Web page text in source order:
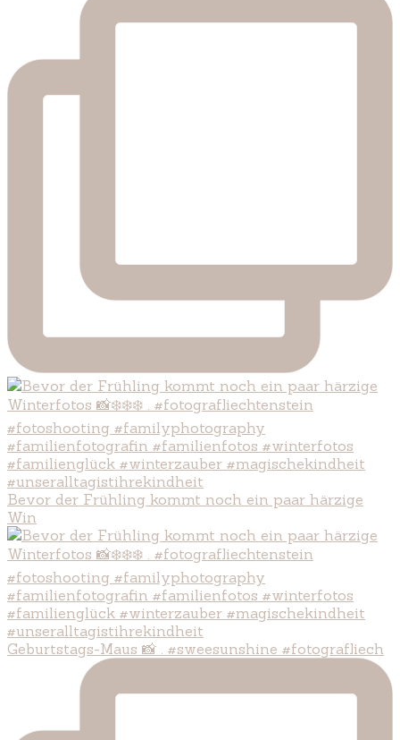
Bevor der Frühling kommt noch ein paar härzige
Win
Geburtstags-Maus 📸 . #sweesunshine #fotografliech